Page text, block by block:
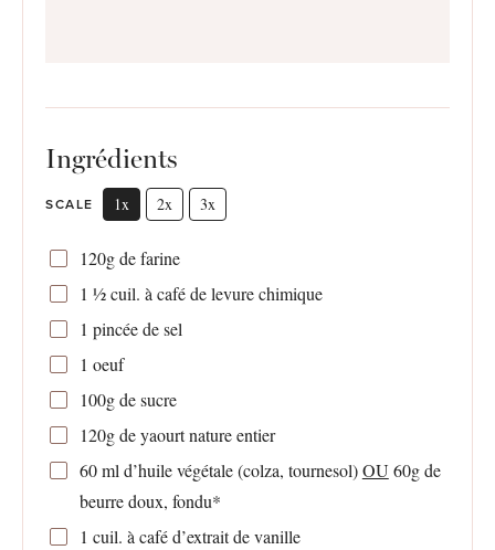
Ingrédients
SCALE 1x 2x 3x
120gde farine
1 ½cuil. à café de levure chimique
1 pincée de sel
1 oeuf
100gde sucre
120gde yaourt nature entier
60ml d’huile végétale (colza, tournesol)OU 60g de
beurre doux, fondu*
1 cuil. à café d’extrait de vanille